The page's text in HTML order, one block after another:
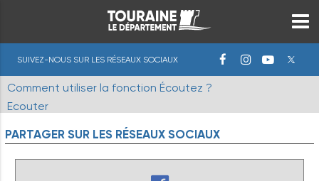
SUIVEZ-NOUS SUR LES RÉSEAUX SOCIAUX
Comment utiliser la fonction Écoutez ?
Ecouter
PARTAGER SUR LES RÉSEAUX SOCIAUX